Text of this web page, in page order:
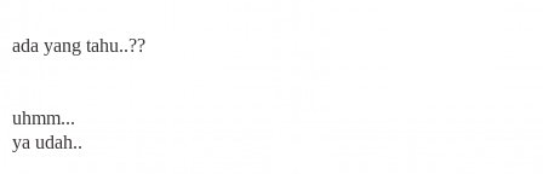
ada yang tahu..??
uhmm...
ya udah..